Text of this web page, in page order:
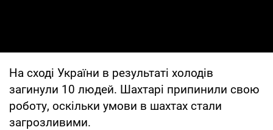
На сході України в результаті холодів
загинули 10 людей. Шахтарі припинили свою
роботу, оскільки умови в шахтах стали
загрозливими.